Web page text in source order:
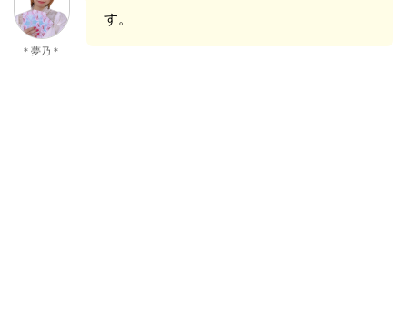
＊夢乃＊
す。